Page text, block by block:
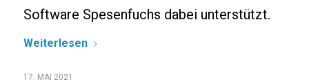
Software Spesenfuchs dabei unterstützt.
Weiterlesen
17. MAI 2021